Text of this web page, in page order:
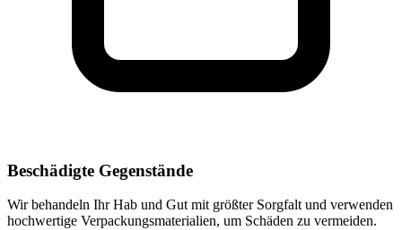
Beschädigte Gegenstände
Wir behandeln Ihr Hab und Gut mit größter Sorgfalt und verwenden
hochwertige Verpackungsmaterialien, um Schäden zu vermeiden.